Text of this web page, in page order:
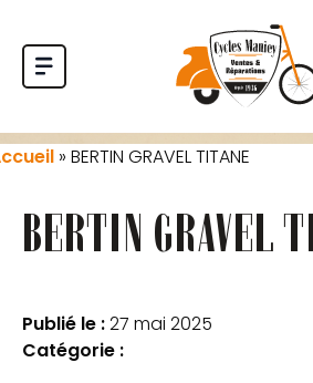
» BERTIN GRAVEL TITANE
BERTIN GRAVEL
Publié le :27 mai 2025
Catégorie :